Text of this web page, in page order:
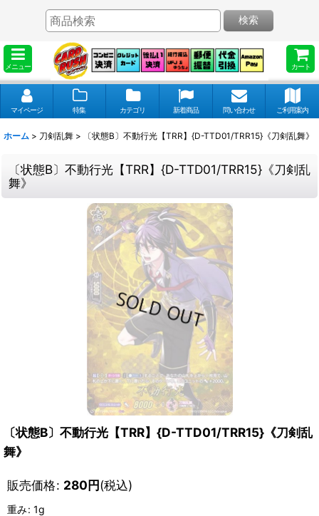
メニュー カート
検索
マイページ 特集 カテゴリ 新着商品 問い合わせ ご利用案内
ホーム > 刀剣乱舞 > 〔状態B〕不動行光【TRR】{D-TTD01/TRR15}《刀剣乱舞》
〔状態B〕不動行光【TRR】{D-TTD01/TRR15}《刀剣乱
舞》
〔状態B〕不動行光【TRR】{D-TTD01/TRR15}《刀剣乱
舞》
販売価格: 280円(税込)
重み: 1g